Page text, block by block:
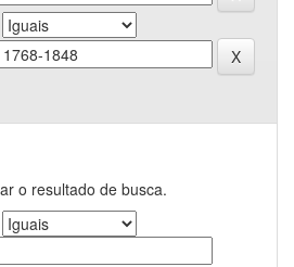
o resultado de busca.